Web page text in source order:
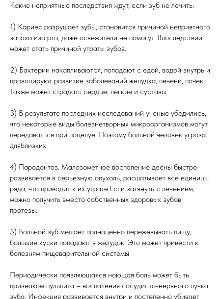
Какие неприятные последствия ждут, если зуб не лечить:
1) Кариес разрушает зубы, становится причиной неприятного
запаха изо рта, даже освежители не помогут. Впоследствии
может стать причиной утраты зубов.
2) Бактерии накапливаются, попадают с едой, водой внутрь и
провоцируют развитие заболеваний желудка, печени, почек.
Также может страдать сердце, легкие и суставы.
3) В результате последних исследований ученые убедились,
что некоторые виды болезнетворных микроорганизмов могут
передаваться при поцелуе. Поэтому больной человек угроза
дляблизких.
4) Пародонтоз. Малозаметное воспаление десны быстро
развивается в серьезную опухоль, расшатывает все единицы
ряда, что приводит к их утрате.Если затянуть с лечением,
можно получить вместо собственных здоровых зубов
протезы.
5) Больной зуб мешает полноценно пережевывать пищу,
большие куски попадают в желудок. Это может привести к
болезням пищеварительной системы.
Периодически появляющаяся ноющая боль может быть
признаком пульпита – воспаления сосудисто-нервного пучка
зуба. Инфекция развивается внутри и постепенно убивает